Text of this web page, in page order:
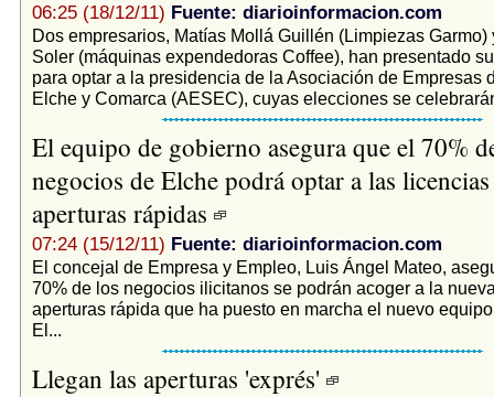
06:25 (18/12/11) Fuente: diarioinformacion.com
Dos empresarios, Matías Mollá Guillén (Limpiezas Garmo)
Soler (máquinas expendedoras Coffee), han presentado
para optar a la presidencia de la Asociación de Empresas
Elche y Comarca (AESEC), cuyas elecciones se
El equipo de gobierno asegura que el 70%
negocios de Elche podrá optar a las
aperturas rápidas
07:24 (15/12/11) Fuente: diarioinformacion.com
El concejal de Empresa y Empleo, Luis Ángel Mateo,
70% de los negocios ilicitanos se podrán acoger a la
aperturas rápida que ha puesto en marcha el nuevo
El...
Llegan las aperturas 'exprés'